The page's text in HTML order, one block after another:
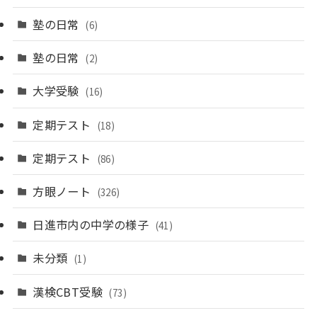
塾の日常 (6)
塾の日常 (2)
大学受験 (16)
定期テスト (18)
定期テスト (86)
方眼ノート (326)
日進市内の中学の様子 (41)
未分類 (1)
漢検CBT受験 (73)